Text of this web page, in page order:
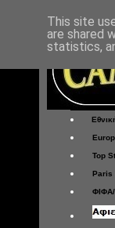
Top
Paris
This site
are shared
statistics,